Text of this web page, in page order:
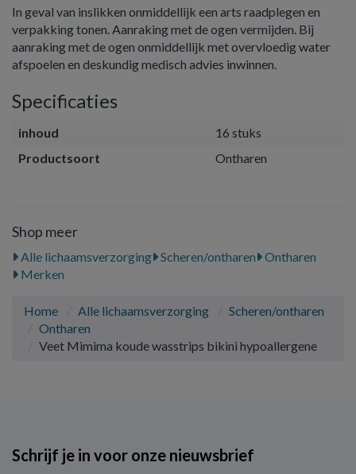
In geval van inslikken onmiddellijk een arts raadplegen en
verpakking tonen. Aanraking met de ogen vermijden. Bij
aanraking met de ogen onmiddellijk met overvloedig water
afspoelen en deskundig medisch advies inwinnen.
Specificaties
inhoud
16 stuks
Productsoort
Ontharen
Shop meer
Alle lichaamsverzorging Scheren/ontharen
Ontharen
Merken
Home Alle lichaamsverzorging
Scheren/ontharen
Ontharen
Veet Mimima koude wasstrips bikini hypoallergene
Schrijf je in voor onze nieuwsbrief